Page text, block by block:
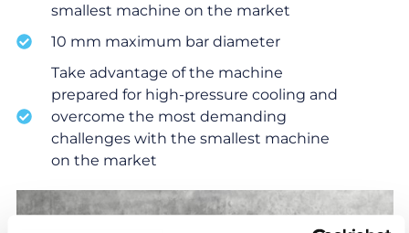
smallest machine on the market
10 mm maximum bar diameter
Take advantage of the machine
prepared for high-pressure cooling and
overcome the most demanding
challenges with the smallest machine
on the market